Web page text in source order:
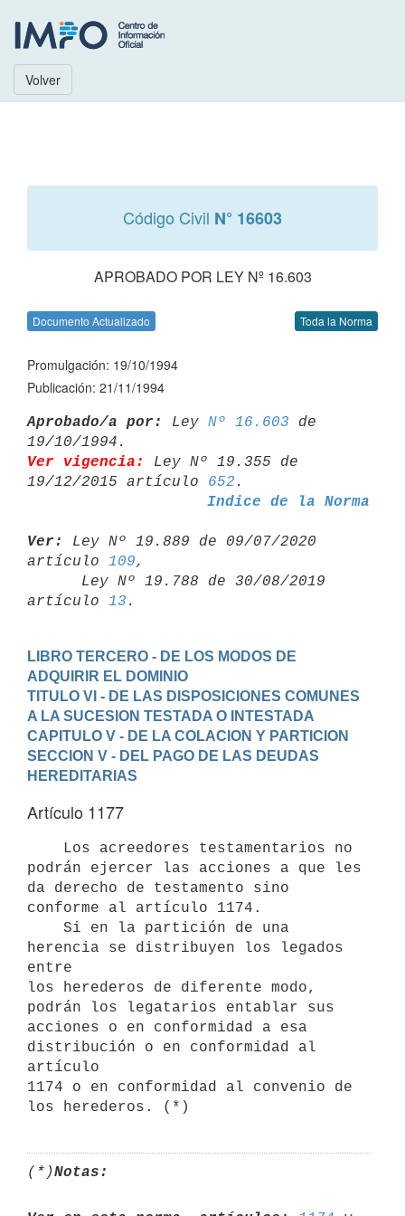
Volver
Código Civil N° 16603
APROBADO POR LEY Nº 16.603
Documento Actualizado Toda la Norma
Promulgación: 19/10/1994
Publicación: 21/11/1994
Aprobado/a por: Ley Nº 16.603 de
Ver vigencia:
Ley Nº 19.355 de
19/12/2015 artículo 652
Indice de la Norma
Ver:
Ley Nº 19.889 de 09/07/2020
artículo 109,
artículo 13
LIBRO TERCERO - DE LOS MODOS DE
ADQUIRIR EL DOMINIO
TITULO VI - DE LAS DISPOSICIONES COMUNES
A LA SUCESION TESTADA O INTESTADA
CAPITULO V - DE LA COLACION Y PARTICION
SECCION V - DEL PAGO DE LAS DEUDAS
HEREDITARIAS
Artículo 1177
podrán ejercer las acciones a que les
da derecho de testamento sino
conforme al artículo 1174.
herencia se distribuyen los legados
entre
los herederos de diferente modo,
podrán los legatarios entablar sus
acciones o en conformidad a esa
distribución o en conformidad al
artículo
1174 o en conformidad al convenio de
(*)Notas: